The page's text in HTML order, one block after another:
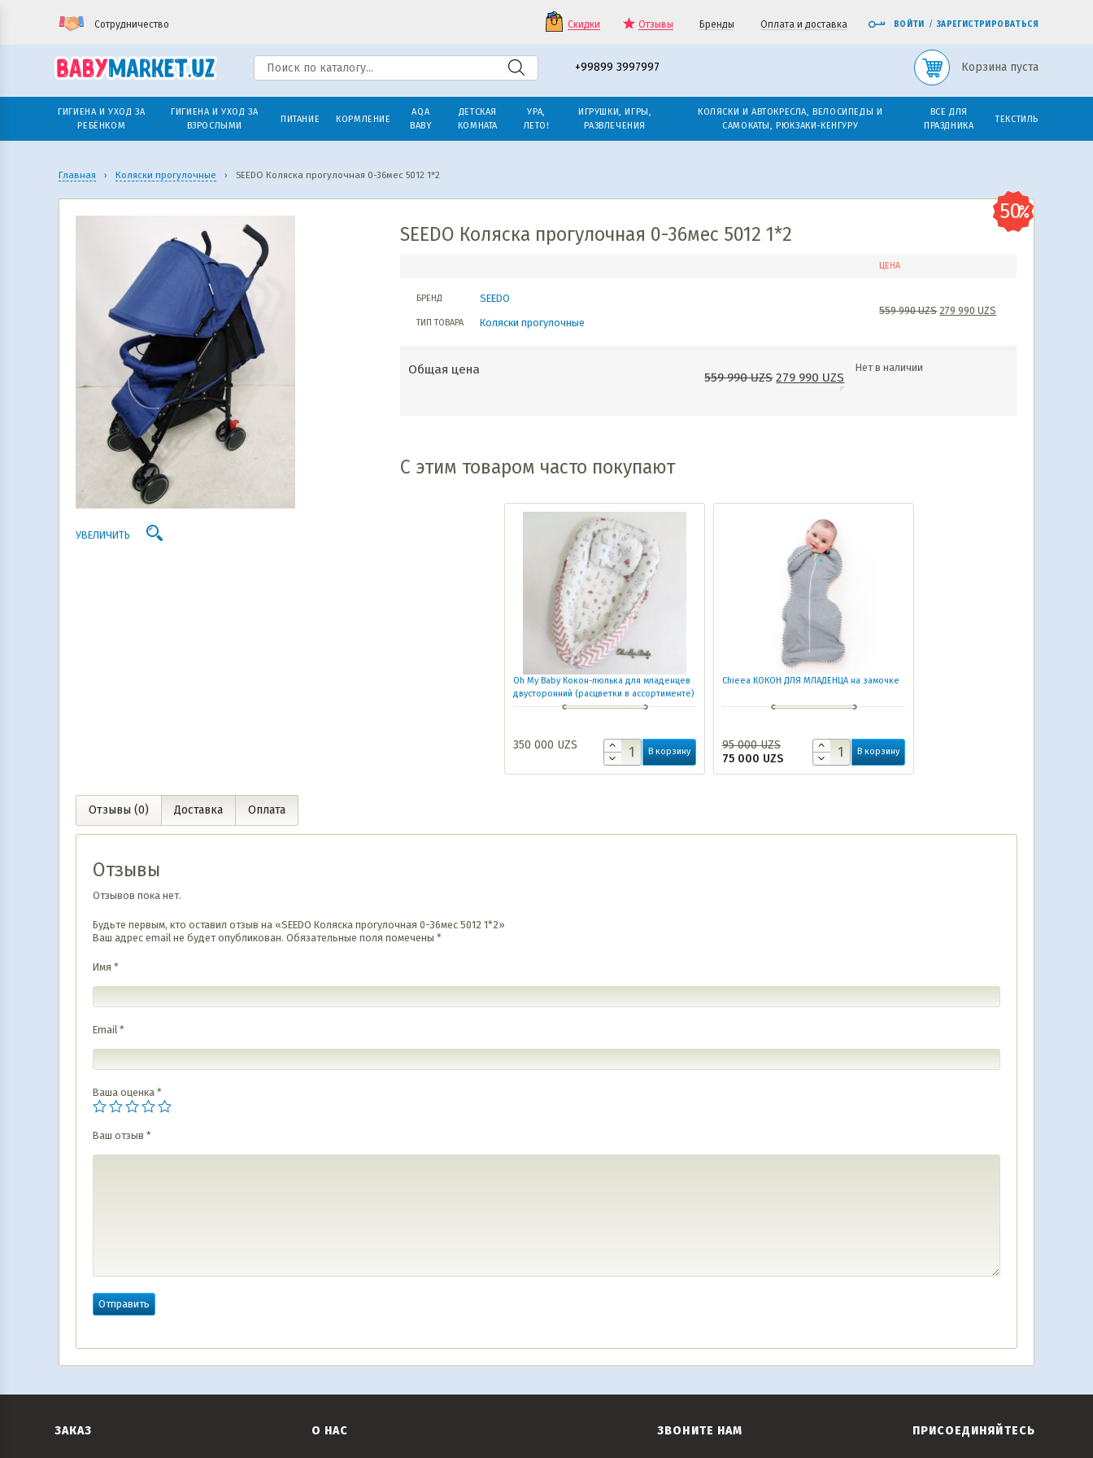
Сотрудничество Скидки Отзывы Бренды Оплата и доставка ВОЙТИ / ЗАРЕГИСТРИРОВАТЬСЯ
+99899 3997997 Корзина пуста
ГИГИЕНА И УХОД ЗА
РЕБЁНКОМ
ГИГИЕНА И УХОД ЗА
ВЗРОСЛЫМИ
ПИТАНИЕ КОРМЛЕНИЕ
AQA
BABY
ДЕТСКАЯ
КОМНАТА
УРА,
ЛЕТО!
ИГРУШКИ, ИГРЫ,
РАЗВЛЕЧЕНИЯ
КОЛЯСКИ И АВТОКРЕСЛА, ВЕЛОСИПЕДЫ И
САМОКАТЫ, РЮКЗАКИ-КЕНГУРУ
ВСЕ ДЛЯ
ПРАЗДНИКА
ТЕКСТИЛЬ
Главная › Коляски прогулочные › SEEDO Коляска прогулочная 0-36мес 5012 1*2
УВЕЛИЧИТЬ
SEEDO Коляска прогулочная 0-36мес 5012 1*2
ЦЕНА
БРЕНД SEEDO
ТИП ТОВАРА Коляски прогулочные
559 990UZS 279 990UZS
Общая цена
559 990UZS 279 990 UZS
Нет в наличии
С этим товаром часто покупают
Oh My Baby Кокон-люлька для младенцев
двусторонний (расцветки в ассортименте)
350 000 UZS В корзину
Chieea КОКОН ДЛЯ МЛАДЕНЦА на замочке
95 000UZS
75 000 UZS
В корзину
Отзывы (0) Доставка Оплата
Отзывы
Отзывов пока нет.
Будьте первым, кто оставил отзыв на «SEEDO Коляска прогулочная 0-36мес 5012 1*2»
Ваш адрес email не будет опубликован. Обязательные поля помечены *
Имя *
Email *
Ваша оценка *
Ваш отзыв *
ЗАКАЗ О НАС ЗВОНИТЕ НАМ ПРИСОЕДИНЯЙТЕСЬ